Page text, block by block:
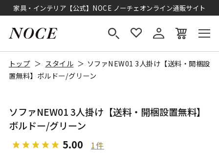
家具・インテリア【公式】NOCE ノーチェオンライン通販サイト
トップ スタイル
ソファNEW01 3人掛け【送料・開梱設
置無料】ボルドー/グリーン
ソファNEW01 3人掛け【送料・開梱設置無料】
ボルドー/グリーン
5.00 1件